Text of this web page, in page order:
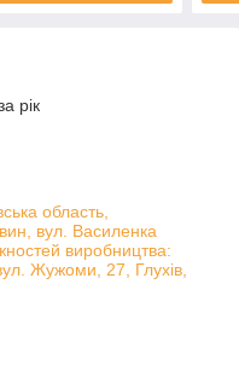
рік
область,
вул. Василенка
виробництва:
Жужоми, 27, Глухів,